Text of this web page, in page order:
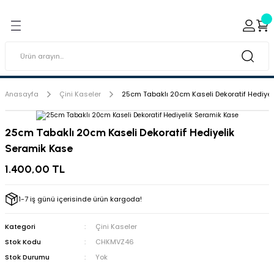
Porselen Boyaları (Toz
Boyaları
Kabartma Boyaları
Tabaklar
Anasayfa Çini Kaseler 25cm Tabaklı 20cm Kaseli Dekoratif
25cm Tabaklı 20cm Kaseli Dekoratif Hediyelik
Seramik Kase
1.400,00 TL
1-7 iş günü içerisinde ürün kargoda!
Kategori
Çini Kaseler
Stok Kodu
CHKMVZ46
Stok Durumu
Yok